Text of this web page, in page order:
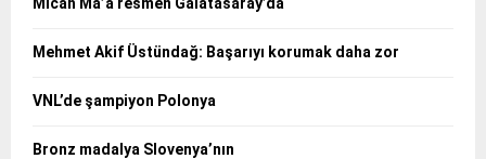
Mehmet Akif Üstündağ: Başarıyı korumak daha zor
VNL’de şampiyon Polonya
Bronz madalya Slovenya’nın